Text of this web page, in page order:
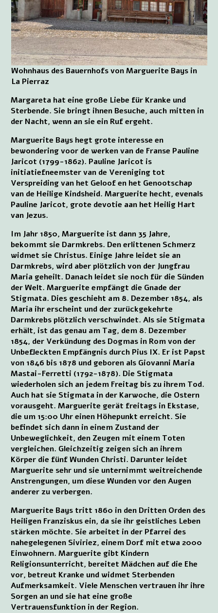
Wohnhaus des Bauernhofs von Marguerite Bays in
La Pierraz
Margareta hat eine große Liebe für Kranke und
Sterbende. Sie bringt ihnen Besuche, auch mitten in
der Nacht, wenn an sie ein Ruf ergeht.
Marguerite Bays hegt grote interesse en
bewondering voor de werken van de Franse Pauline
Jaricot (1799-1862). Pauline Jaricot is
initiatiefneemster van de Vereniging tot
Verspreiding van het Geloof en het Genootschap
van de Heilige Kindsheid. Marguerite hecht, evenals
Pauline Jaricot, grote devotie aan het Heilig Hart
van Jezus.
Im Jahr 1850, Marguerite ist dann 35 Jahre,
bekommt sie Darmkrebs. Den erlittenen Schmerz
widmet sie Christus. Einige Jahre leidet sie an
Darmkrebs, wird aber plötzlich von der Jungfrau
Maria geheilt. Danach leidet sie noch für die Sünden
der Welt. Marguerite empfängt die Gnade der
Stigmata. Dies geschieht am 8. Dezember 1854, als
Maria ihr erscheint und der zurückgekehrte
Darmkrebs plötzlich verschwindet. Als sie Stigmata
erhält, ist das genau am Tag, dem 8. Dezember
1854, der Verkündung des Dogmas in Rom von der
Unbefleckten Empfängnis durch Pius IX. Er ist Papst
von 1846 bis 1878 und geboren als Giovanni Maria
Mastai-Ferretti (1792-1878). Die Stigmata
wiederholen sich an jedem Freitag bis zu ihrem Tod.
Auch hat sie Stigmata in der Karwoche, die Ostern
vorausgeht. Marguerite gerät freitags in Ekstase,
die um 15:00 Uhr einen Höhepunkt erreicht. Sie
befindet sich dann in einem Zustand der
Unbeweglichkeit, den Zeugen mit einem Toten
vergleichen. Gleichzeitig zeigen sich an ihrem
Körper die fünf Wunden Christi. Darunter leidet
Marguerite sehr und sie unternimmt weitreichende
Anstrengungen, um diese Wunden vor den Augen
anderer zu verbergen.
Marguerite Bays tritt 1860 in den Dritten Orden des
Heiligen Franziskus ein, da sie ihr geistliches Leben
stärken möchte. Sie arbeitet in der Pfarrei des
nahegelegenen Siviriez, einem Dorf mit etwa 2000
Einwohnern. Marguerite gibt Kindern
Religionsunterricht, bereitet Mädchen auf die Ehe
vor, betreut Kranke und widmet Sterbenden
Aufmerksamkeit. Viele Menschen vertrauen ihr ihre
Sorgen an und sie hat eine große
Vertrauensfunktion in der Region.